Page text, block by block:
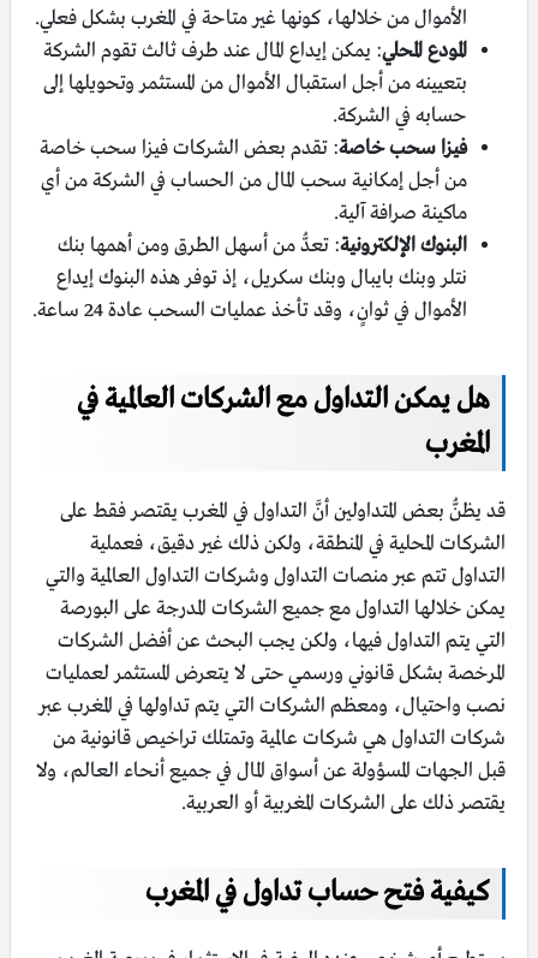
الأموال من خلالها، كونها غير متاحة في المغرب بشكل فعلي.
المودع المحلي: يمكن إيداع المال عند طرف ثالث تقوم الشركة
بتعيينه من أجل استقبال الأموال من المستثمر وتحويلها إلى
حسابه في الشركة.
فيزا سحب خاصة: تقدم بعض الشركات فيزا سحب خاصة
من أجل إمكانية سحب المال من الحساب في الشركة من أي
ماكينة صرافة آلية.
البنوك الإلكترونية: تعدُّ من أسهل الطرق ومن أهمها بنك
نتلر وبنك بايبال وبنك سكريل، إذ توفر هذه البنوك إيداع
الأموال في ثوانٍ، وقد تأخذ عمليات السحب عادة 24 ساعة.
هل يمكن التداول مع الشركات العالمية في
المغرب
قد يظنُّ بعض المتداولين أنَّ التداول في المغرب يقتصر فقط على
الشركات المحلية في المنطقة، ولكن ذلك غير دقيق، فعملية
التداول تتم عبر منصات التداول وشركات التداول العالمية والتي
يمكن خلالها التداول مع جميع الشركات المدرجة على البورصة
التي يتم التداول فيها، ولكن يجب البحث عن أفضل الشركات
المرخصة بشكل قانوني ورسمي حتى لا يتعرض المستثمر لعمليات
نصب واحتيال، ومعظم الشركات التي يتم تداولها في المغرب عبر
شركات التداول هي شركات عالمية وتمتلك تراخيص قانونية من
قبل الجهات المسؤولة عن أسواق المال في جميع أنحاء العالم، ولا
يقتصر ذلك على الشركات المغربية أو العربية.
كيفية فتح حساب تداول في المغرب